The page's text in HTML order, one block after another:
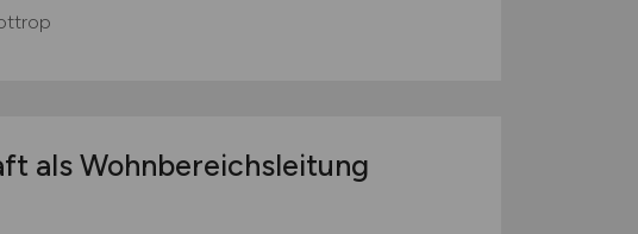
als Wohnbereichsleitung